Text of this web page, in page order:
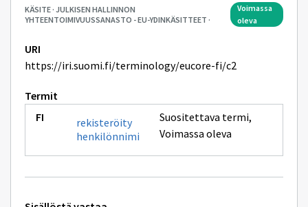
KÄSITE· JULKISEN HALLINNON
YHTEENTOIMIVUUSSANASTO - EU-YDINKÄSITTEET ·
voimassa
oleva
URI
https://iri.suomi.fi/terminology/eucore-fi/c2
Termit
rekisteröity
henkilönnimi
Suositettava termi,
Voimassa oleva